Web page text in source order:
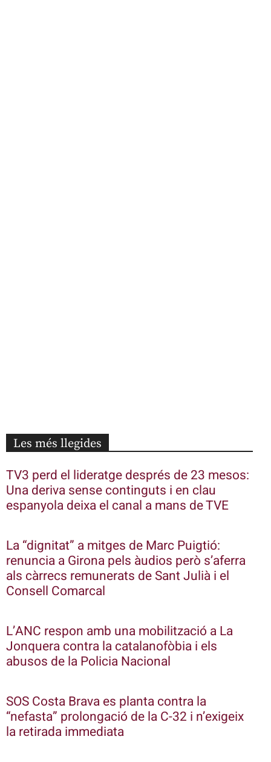
Les més llegides
TV3 perd el lideratge després de 23 mesos:
Una deriva sense continguts i en clau
espanyola deixa el canal a mans de TVE
La “dignitat” a mitges de Marc Puigtió:
renuncia a Girona pels àudios però s’aferra
als càrrecs remunerats de Sant Julià i el
Consell Comarcal
L’ANC respon amb una mobilització a La
Jonquera contra la catalanofòbia i els
abusos de la Policia Nacional
SOS Costa Brava es planta contra la
“nefasta” prolongació de la C-32 i n’exigeix
la retirada immediata